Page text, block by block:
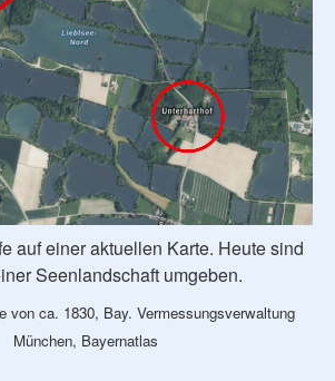
auf einer aktuellen Karte. Heute sind
Seenlandschaft umgeben.
von ca. 1830, Bay. Vermessungsverwaltung
München, Bayernatlas